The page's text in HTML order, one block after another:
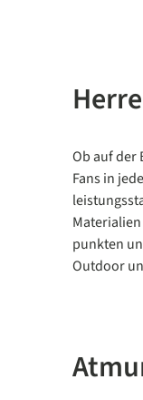
Ob auf der
Fans in
punkten
Outdoor